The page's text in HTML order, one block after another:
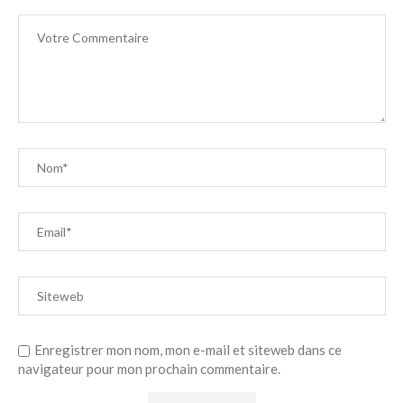
Enregistrer mon nom, mon e-mail et siteweb dans ce
navigateur pour mon prochain commentaire.